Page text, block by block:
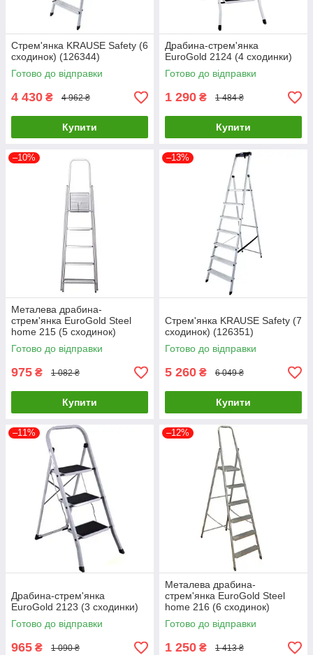
Стрем'янка KRAUSE Safety (6
сходинок) (126344)
Готово до відправки
4 430 ₴ 4 962 ₴
Купити
Драбина-стрем'янка
EuroGold 2124 (4 сходинки)
Готово до відправки
1 290 ₴ 1 484 ₴
Купити
–10%
Металева драбина-
стрем'янка EuroGold Steel
home 215 (5 сходинок)
Готово до відправки
975 ₴ 1 082 ₴
Купити
–13%
Стрем'янка KRAUSE Safety (7
сходинок) (126351)
Готово до відправки
5 260 ₴ 6 049 ₴
Купити
–11%
Драбина-стрем'янка
EuroGold 2123 (3 сходинки)
Готово до відправки
965 ₴ 1 090 ₴
–12%
Металева драбина-
стрем'янка EuroGold Steel
home 216 (6 сходинок)
Готово до відправки
1 250 ₴ 1 413 ₴